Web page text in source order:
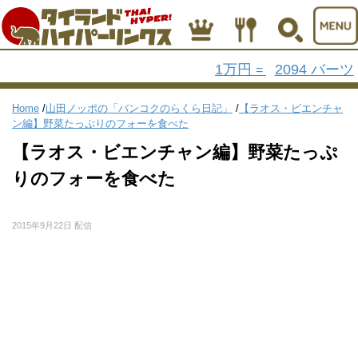
1万円 = 2094 バーツ
Home /山田ノッポの「バンコクのらくら日記」 / 【ラオス・ビエンチャ
ン編】野菜たっぷりのフォーを食べた
【ラオス・ビエンチャン編】野菜たっぷ
りのフォーを食べた
2015年9月22日 配信